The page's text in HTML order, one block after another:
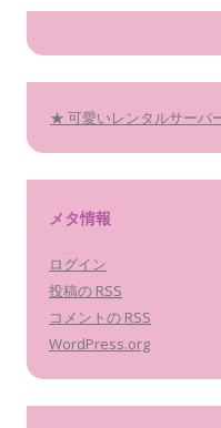
★ 可愛いレンタルサーバ
メタ情報
ログイン
投稿の RSS
コメントの RSS
WordPress.org